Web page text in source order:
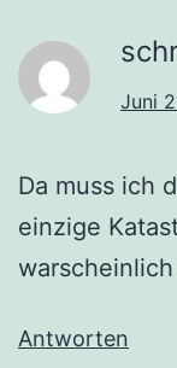
Juni
Da muss ich
einzige
Antworten